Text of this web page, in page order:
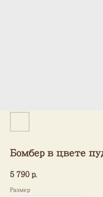
Бомбер в цвете
5 790 р.
Размер